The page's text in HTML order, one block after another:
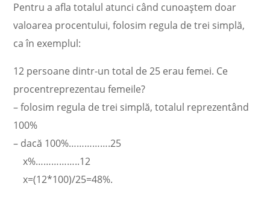
Pentru a afla totalul atunci când cunoaștem doar
valoarea procentului, folosim regula de trei simplă,
ca în exemplul:
12 persoane dintr-un total de 25 erau femei. Ce
procentreprezentau femeile?
– folosim regula de trei simplă, totalul reprezentând
100%
– dacă 100%…………….25
x%……………..12
x=(12*100)/25=48%.